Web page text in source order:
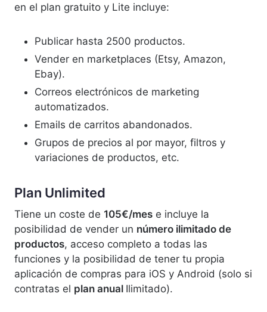
en el plan gratuito y Lite incluye:
Publicar hasta 2500 productos.
Vender en marketplaces (Etsy, Amazon,
Ebay).
Correos electrónicos de marketing
automatizados.
Emails de carritos abandonados.
Grupos de precios al por mayor, filtros y
variaciones de productos, etc.
Plan Unlimited
Tiene un coste de 105€/mes e incluye la
posibilidad de vender un número ilimitado de
productos, acceso completo a todas las
funciones y la posibilidad de tener tu propia
aplicación de compras para iOS y Android (solo si
contratas el plan anual Ilimitado).